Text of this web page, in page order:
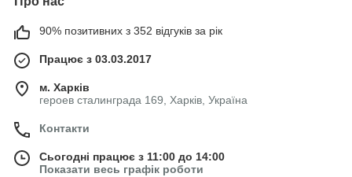
90% позитивних з 352 відгуків за рік
Працює з 03.03.2017
м. Харків
героев сталинграда 169, Харків, Україна
Контакти
Сьогодні працює з 11:00 до 14:00
Показати весь графік роботи